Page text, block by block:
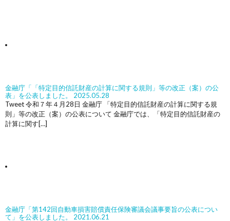
金融庁「「特定目的信託財産の計算に関する規則」等の改正（案）の公
表」を公表しました。
2025.05.28
Tweet 令和７年４月28日 金融庁 「特定目的信託財産の計算に関する規
則」等の改正（案）の公表について 金融庁では、「特定目的信託財産の
計算に関す[…]
金融庁「第142回自動車損害賠償責任保険審議会議事要旨の公表につい
て」を公表しました。
2021.06.21